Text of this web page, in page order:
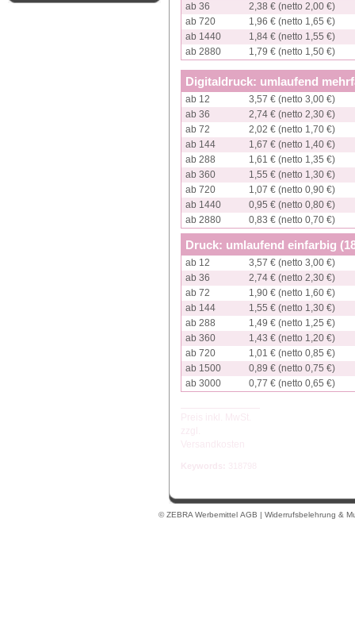
ab 36
2,38 € (netto 2,00 €)
ab 720
1,96 € (netto 1,65 €)
ab 1440
1,84 € (netto 1,55 €)
ab 2880
1,79 € (netto 1,50 €)
Digitaldruck: umlaufend
ab 12
3,57 € (netto 3,00 €)
ab 36
2,74 € (netto 2,30 €)
ab 72
2,02 € (netto 1,70 €)
ab 144
1,67 € (netto 1,40 €)
ab 288
1,61 € (netto 1,35 €)
ab 360
1,55 € (netto 1,30 €)
ab 720
1,07 € (netto 0,90 €)
ab 1440
0,95 € (netto 0,80 €)
ab 2880
0,83 € (netto 0,70 €)
Druck: umlaufend einfarbig
ab 12
3,57 € (netto 3,00 €)
ab 36
2,74 € (netto 2,30 €)
ab 72
1,90 € (netto 1,60 €)
ab 144
1,55 € (netto 1,30 €)
ab 288
1,49 € (netto 1,25 €)
ab 360
1,43 € (netto 1,20 €)
ab 720
1,01 € (netto 0,85 €)
ab 1500
0,89 € (netto 0,75 €)
ab 3000
0,77 € (netto 0,65 €)
© ZEBRA Werbemittel AGB Widerrufsbelehrung &